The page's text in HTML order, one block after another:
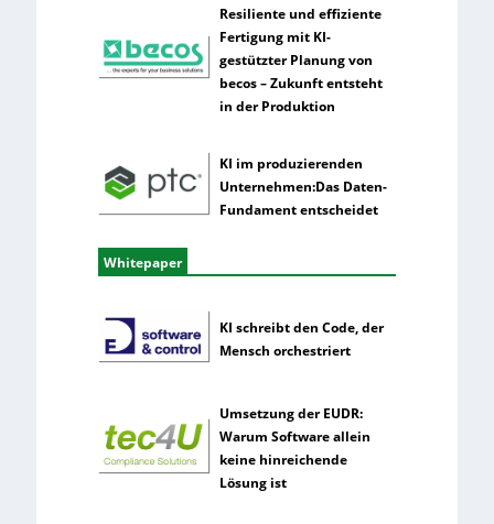
Resiliente und effiziente
Fertigung mit KI-
gestützter Planung von
becos – Zukunft entsteht
in der Produktion
KI im produzierenden
Unternehmen:Das Daten-
Fundament entscheidet
Whitepaper
KI schreibt den Code, der
Mensch orchestriert
Umsetzung der EUDR:
Warum Software allein
keine hinreichende
Lösung ist